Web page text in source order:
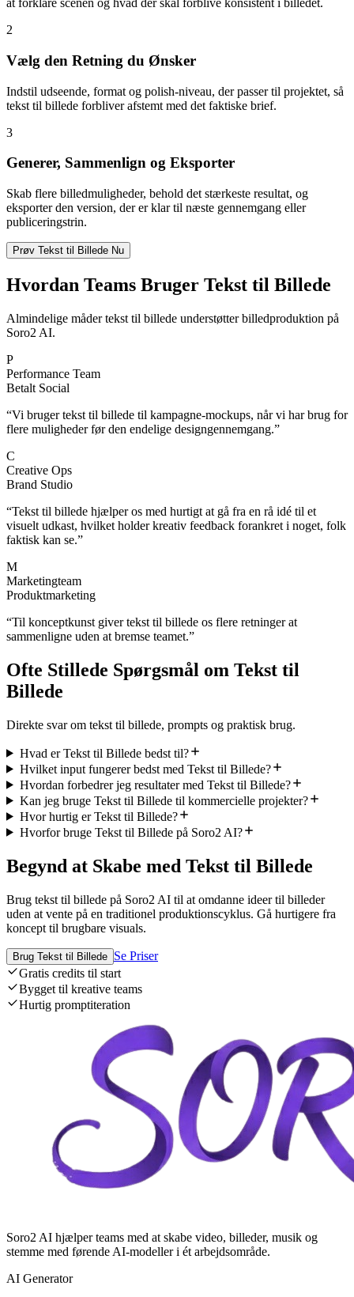
at forklare scenen og hvad der skal forblive konsistent i billedet.
2
Vælg den Retning du Ønsker
Indstil udseende, format og polish-niveau, der passer til projektet, så
tekst til billede forbliver afstemt med det faktiske brief.
3
Generer, Sammenlign og Eksporter
Skab flere billedmuligheder, behold det stærkeste resultat, og
eksporter den version, der er klar til næste gennemgang eller
publiceringstrin.
Prøv Tekst til Billede Nu
Hvordan Teams Bruger Tekst til Billede
Almindelige måder tekst til billede understøtter billedproduktion på
Soro2 AI.
P
Performance Team
Betalt Social
“Vi bruger tekst til billede til kampagne-mockups, når vi har brug for
flere muligheder før den endelige designgennemgang.”
C
Creative Ops
Brand Studio
“Tekst til billede hjælper os med hurtigt at gå fra en rå idé til et
visuelt udkast, hvilket holder kreativ feedback forankret i noget, folk
faktisk kan se.”
M
Marketingteam
Produktmarketing
“Til konceptkunst giver tekst til billede os flere retninger at
sammenligne uden at bremse teamet.”
Ofte Stillede Spørgsmål om Tekst til
Billede
Direkte svar om tekst til billede, prompts og praktisk brug.
Hvad er Tekst til Billede bedst til?
Hvilket input fungerer bedst med Tekst til Billede?
Hvordan forbedrer jeg resultater med Tekst til Billede?
Kan jeg bruge Tekst til Billede til kommercielle projekter?
Hvor hurtig er Tekst til Billede?
Hvorfor bruge Tekst til Billede på Soro2 AI?
Begynd at Skabe med Tekst til Billede
Brug tekst til billede på Soro2 AI til at omdanne ideer til billeder
uden at vente på en traditionel produktionscyklus. Gå hurtigere fra
koncept til brugbare visuals.
Brug Tekst til Billede Se Priser
Gratis credits til start
Bygget til kreative teams
Hurtig promptiteration
Soro2 AI hjælper teams med at skabe video, billeder, musik og
stemme med førende AI-modeller i ét arbejdsområde.
AI Generator